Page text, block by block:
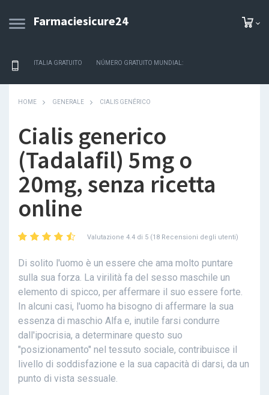
Farmaciesicure24
ITALIA GRATUITO NÚMERO GRATUITO MUNDIAL:
HOME GENERALE CIALIS GENÉRICO
Cialis generico
(Tadalafil) 5mg o
20mg, senza ricetta
online
Valutazione 4.4 di 5 (18 Recensioni degli utenti)
Di solito l'uomo è un essere che ama molto puntare
sulla sua forza. La virilità fa del sesso maschile un
elemento di spicco, per affermare il suo essere forte.
In alcuni casi, l'uomo ha bisogno di affermare la sua
essenza di maschio Alfa e, inutile farsi condurre
dall'ipocrisia, a determinare questo suo
"posizionamento" nel tessuto sociale, contribuisce il
livello di soddisfazione e la sua capacità di darsi, da un
punto di vista sessuale.